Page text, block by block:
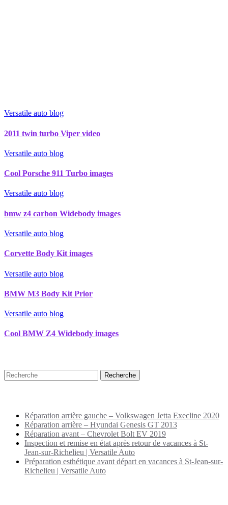
Versatile auto blog
2011 twin turbo Viper video
Versatile auto blog
Cool Porsche 911 Turbo images
Versatile auto blog
bmw z4 carbon Widebody images
Versatile auto blog
Corvette Body Kit images
Versatile auto blog
BMW M3 Body Kit Prior
Versatile auto blog
Cool BMW Z4 Widebody images
Réparation arrière gauche – Volkswagen Jetta Execline 2020
Réparation arrière – Hyundai Genesis GT 2013
Réparation avant – Chevrolet Bolt EV 2019
Inspection et remise en état après retour de vacances à St-
Jean-sur-Richelieu | Versatile Auto
Préparation esthétique avant départ en vacances à St-Jean-sur-
Richelieu | Versatile Auto